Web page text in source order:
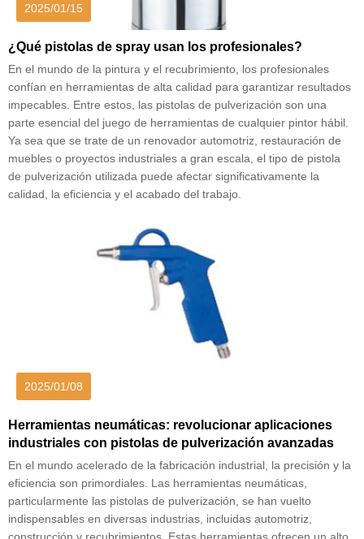
2025/01/15
¿Qué pistolas de spray usan los profesionales?
En el mundo de la pintura y el recubrimiento, los profesionales
confían en herramientas de alta calidad para garantizar resultados
impecables. Entre estos, las pistolas de pulverización son una
parte esencial del juego de herramientas de cualquier pintor hábil.
Ya sea que se trate de un renovador automotriz, restauración de
muebles o proyectos industriales a gran escala, el tipo de pistola
de pulverización utilizada puede afectar significativamente la
calidad, la eficiencia y el acabado del trabajo.
2025/01/08
Herramientas neumáticas: revolucionar aplicaciones
industriales con pistolas de pulverización avanzadas
En el mundo acelerado de la fabricación industrial, la precisión y la
eficiencia son primordiales. Las herramientas neumáticas,
particularmente las pistolas de pulverización, se han vuelto
indispensables en diversas industrias, incluidas automotriz,